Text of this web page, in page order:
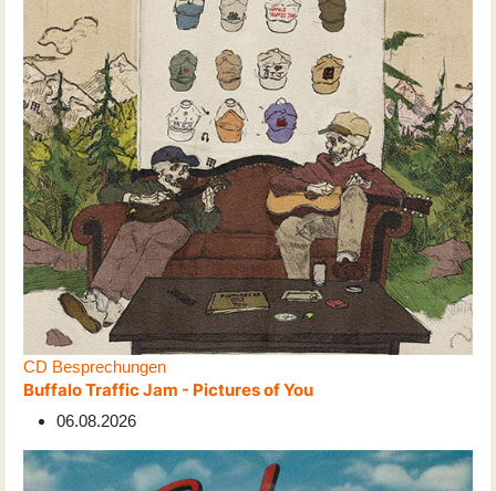
CD Besprechungen
Buffalo Traffic Jam - Pictures of You
06.08.2026